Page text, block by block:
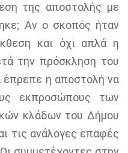
της αποστολής με
Αν ο σκοπός ήταν
και όχι απλά η
την πρόσκληση του
έπρεπε η αποστολή να
εκπροσώπους των
κλάδων του Δήμου
τις ανάλογες επαφές